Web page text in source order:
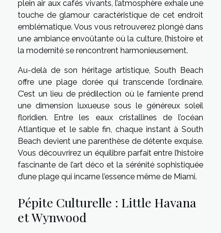
plein air aux cafés vivants, l’atmosphère exhale une
touche de glamour caractéristique de cet endroit
emblématique. Vous vous retrouverez plongé dans
une ambiance envoûtante où la culture, l’histoire et
la modernité se rencontrent harmonieusement.
Au-delà de son héritage artistique, South Beach
offre une plage dorée qui transcende l’ordinaire.
C’est un lieu de prédilection où le farniente prend
une dimension luxueuse sous le généreux soleil
floridien. Entre les eaux cristallines de l’océan
Atlantique et le sable fin, chaque instant à South
Beach devient une parenthèse de détente exquise.
Vous découvrirez un équilibre parfait entre l’histoire
fascinante de l’art déco et la sérénité sophistiquée
d’une plage qui incarne l’essence même de Miami.
Pépite Culturelle : Little Havana
et Wynwood